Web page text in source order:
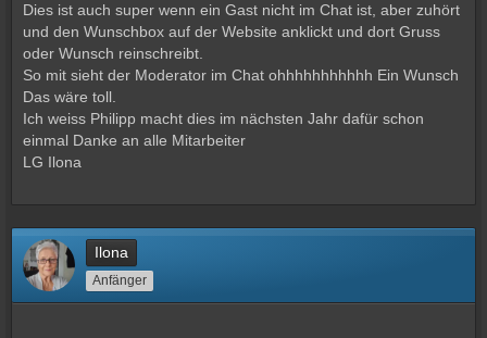
Dies ist auch super wenn ein Gast nicht im Chat ist, aber zuhört
und den Wunschbox auf der Website anklickt und dort Gruss
oder Wunsch reinschreibt.
So mit sieht der Moderator im Chat ohhhhhhhhhhh Ein Wunsch
Das wäre toll.
Ich weiss Philipp macht dies im nächsten Jahr dafür schon
einmal Danke an alle Mitarbeiter
LG Ilona
Ilona
Anfänger